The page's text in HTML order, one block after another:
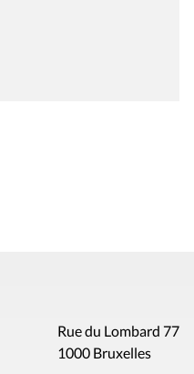
Rue du Lombard 77
1000 Bruxelles